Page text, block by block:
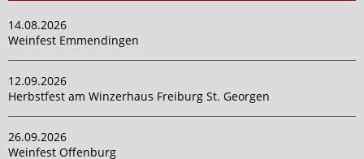
14.08.2026
Weinfest Emmendingen
12.09.2026
Herbstfest am Winzerhaus Freiburg St. Georgen
26.09.2026
Weinfest Offenburg